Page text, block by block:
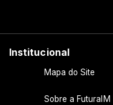
Institucional
Mapa do Site
Sobre a FuturaIM